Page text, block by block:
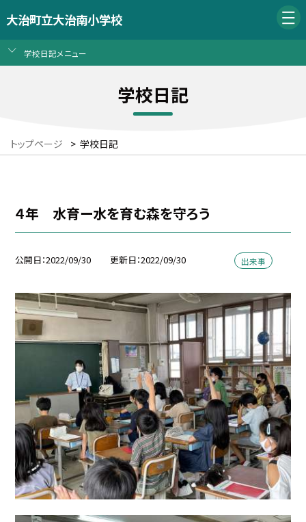
大治町立大治南小学校
学校日記メニュー
学校日記
トップページ > 学校日記
４年 水育ー水を育む森を守ろう
公開日 2022/09/30 更新日 2022/09/30 出来事